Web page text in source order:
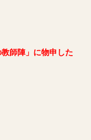
師陣」に物申した